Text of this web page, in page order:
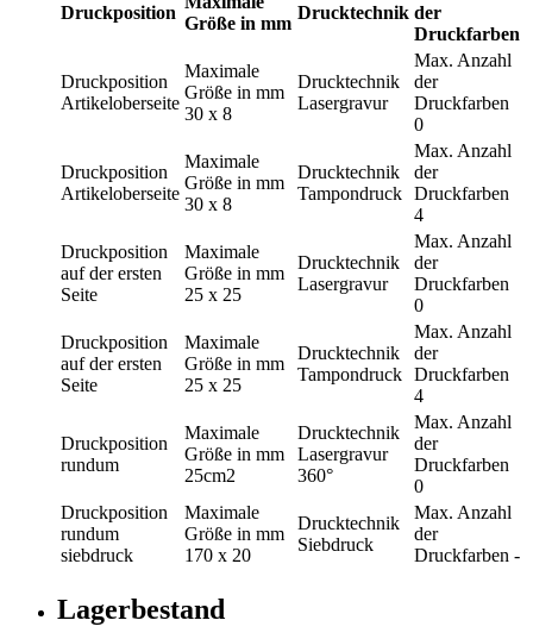
Druckposition
Größe in mm
Drucktechnik der
Druckfarben
Druckposition
Artikeloberseite
Maximale
Größe in mm
30 x 8
Drucktechnik
Lasergravur
Max. Anzahl
der
Druckfarben
0
Druckposition
Artikeloberseite
Maximale
Größe in mm
30 x 8
Drucktechnik
Tampondruck
Max. Anzahl
der
Druckfarben
4
Druckposition
auf der ersten
Seite
Maximale
Größe in mm
25 x 25
Drucktechnik
Lasergravur
Max. Anzahl
der
Druckfarben
0
Druckposition
auf der ersten
Seite
Maximale
Größe in mm
25 x 25
Drucktechnik
Tampondruck
Max. Anzahl
der
Druckfarben
4
Druckposition
rundum
Maximale
Größe in mm
25cm2
Drucktechnik
Lasergravur
360°
Max. Anzahl
der
Druckfarben
0
Druckposition
rundum
siebdruck
Maximale
Größe in mm
170 x 20
Drucktechnik
Siebdruck
Max. Anzahl
der
Druckfarben -
Lagerbestand